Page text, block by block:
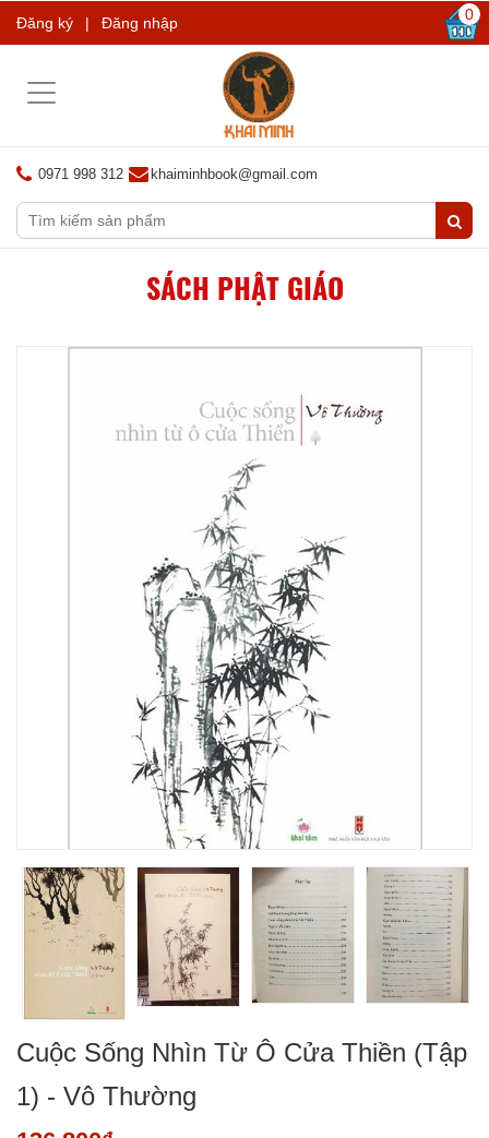
Đăng ký | Đăng nhập 0
Toggle
0971 998 312 khaiminhbook@gmail.com
SÁCH PHẬT GIÁO
Cuộc Sống Nhìn Từ Ô Cửa Thiền (Tập
1) - Vô Thường